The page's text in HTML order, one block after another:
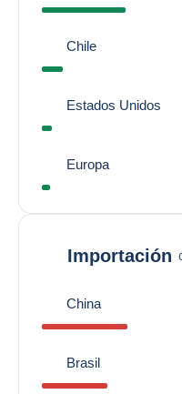
Chile
Estados Unidos
Europa
Importación
China
Brasil